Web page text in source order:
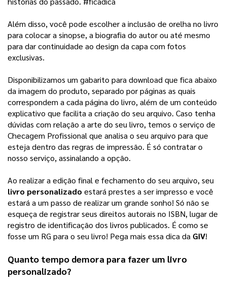
Além disso, você pode escolher a inclusão de orelha no livro
para colocar a sinopse, a biografia do autor ou até mesmo
para dar continuidade ao design da capa com fotos
exclusivas.
Disponibilizamos um gabarito para download que fica abaixo
da imagem do produto, separado por páginas as quais
correspondem a cada página do livro, além de um conteúdo
explicativo que facilita a criação do seu arquivo. Caso tenha
dúvidas com relação a arte do seu livro, temos o serviço de
Checagem Profissional que analisa o seu arquivo para que
esteja dentro das regras de impressão. É só contratar o
nosso serviço, assinalando a opção.
livro personalizado estará prestes a ser impresso e você
estará a um passo de realizar um grande sonho! Só não se
esqueça de registrar seus direitos autorais no ISBN, lugar de
registro de identificação dos livros publicados. É como se
fosse um RG para o seu livro! Pega mais essa dica da GIV!
Quanto tempo demora para fazer um livro
personalizado?